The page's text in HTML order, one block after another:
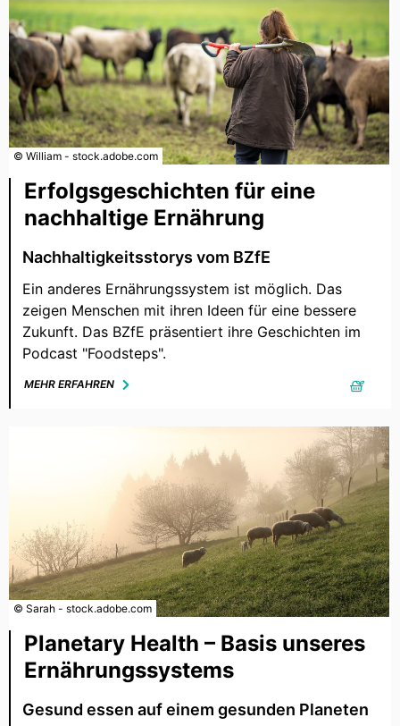
© William - stock.adobe.com
Erfolgsgeschichten für eine
nachhaltige Ernährung
Nachhaltigkeitsstorys vom BZfE
Ein anderes Ernährungssystem ist möglich. Das
zeigen Menschen mit ihren Ideen für eine bessere
Zukunft. Das BZfE präsentiert ihre Geschichten im
Podcast "Foodsteps".
MEHR ERFAHREN
© Sarah - stock.adobe.com
Planetary Health – Basis unseres
Ernährungssystems
Gesund essen auf einem gesunden Planeten